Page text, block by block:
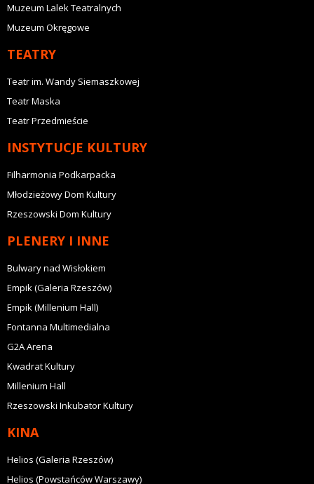
Muzeum Lalek Teatralnych
Muzeum Okręgowe
TEATRY
Teatr im. Wandy Siemaszkowej
Teatr Maska
Teatr Przedmieście
INSTYTUCJE KULTURY
Filharmonia Podkarpacka
Młodzieżowy Dom Kultury
Rzeszowski Dom Kultury
PLENERY I INNE
Bulwary nad Wisłokiem
Empik (Galeria Rzeszów)
Empik (Millenium Hall)
Fontanna Multimedialna
G2A Arena
Kwadrat Kultury
Millenium Hall
Rzeszowski Inkubator Kultury
KINA
Helios (Galeria Rzeszów)
Helios (Powstańców Warszawy)